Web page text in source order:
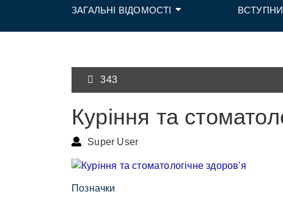
ЗАГАЛЬНІ ВІДОМОСТІ
343
Куріння та
Super User
Позначки